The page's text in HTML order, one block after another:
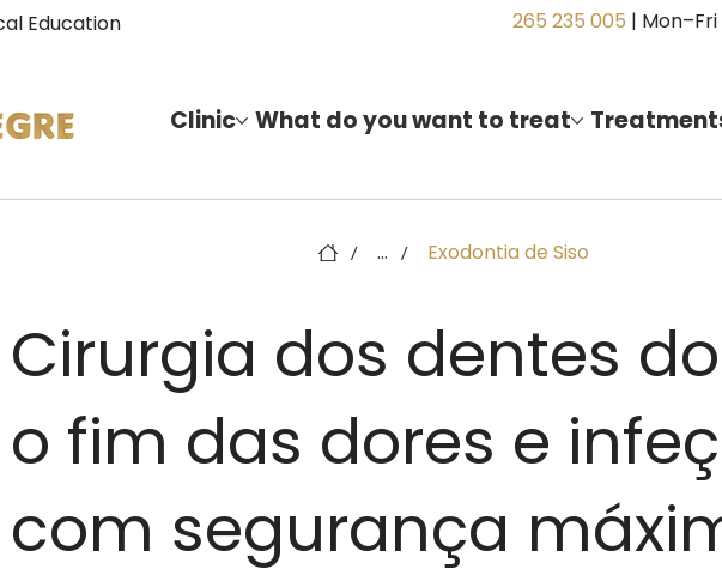
Education 265 235 005 |
Clinic What do you want to treat
/ ... / Exodontia de Siso
Cirurgia dos dentes
o fim das dores e
com segurança